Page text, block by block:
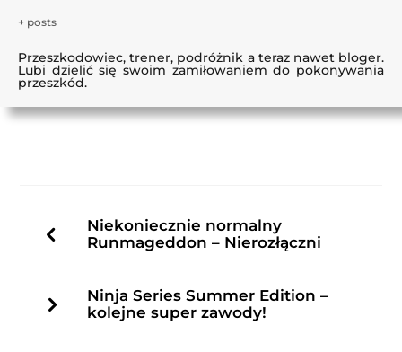
+ posts
Przeszkodowiec, trener, podróżnik a teraz nawet bloger.
Lubi dzielić się swoim zamiłowaniem do pokonywania
przeszkód.
Niekoniecznie normalny
Runmageddon – Nierozłączni
Ninja Series Summer Edition –
kolejne super zawody!